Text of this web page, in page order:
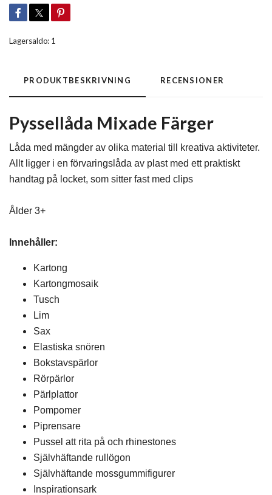
Lagersaldo: 1
PRODUKTBESKRIVNING RECENSIONER
Pyssellåda Mixade Färger
Låda med mängder av olika material till kreativa aktiviteter.
Allt ligger i en förvaringslåda av plast med ett praktiskt
handtag på locket, som sitter fast med clips
Ålder 3+
Innehåller:
Kartong
Kartongmosaik
Tusch
Lim
Sax
Elastiska snören
Bokstavspärlor
Rörpärlor
Pärlplattor
Pompomer
Piprensare
Pussel att rita på och rhinestones
Självhäftande rullögon
Självhäftande mossgummifigurer
Inspirationsark